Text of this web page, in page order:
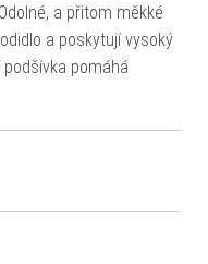
a přitom měkké
a poskytují vysoký
pomáhá